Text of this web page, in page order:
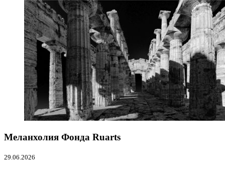
Меланхолия Фонда Ruarts
29.06.2026